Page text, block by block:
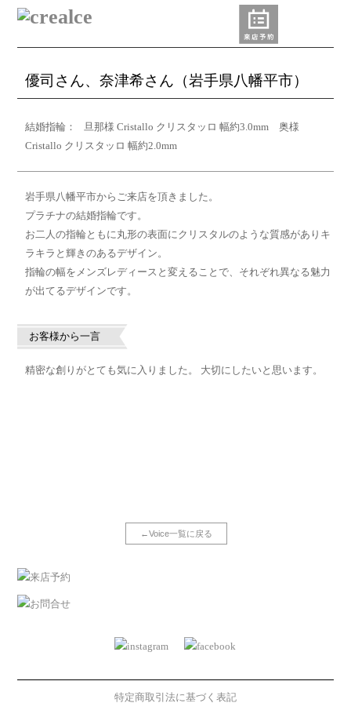
優司さん、奈津希さん（岩手県八幡平市）
結婚指輪：
旦那様 Cristallo クリスタッロ 幅約3.0mm 奥様
Cristallo クリスタッロ 幅約2.0mm
岩手県八幡平市からご来店を頂きました。
プラチナの結婚指輪です。
お二人の指輪ともに丸形の表面にクリスタルのような質感がありキ
ラキラと輝きのあるデザイン。
指輪の幅をメンズレディースと変えることで、それぞれ異なる魅力
が出てるデザインです。
お客様から一言
精密な創りがとても気に入りました。 大切にしたいと思います。
←Voice一覧に戻る
特定商取引法に基づく表記